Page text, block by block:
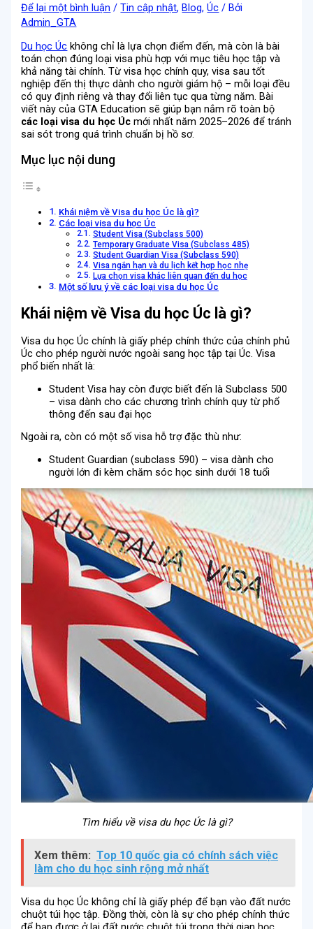
Để lại một bình luận /Tin cập nhật,Blog,Úc / Bởi
Admin_GTA
Du học Úc không chỉ là lựa chọn điểm đến, mà còn là bài
toán chọn đúng loại visa phù hợp với mục tiêu học tập và
khả năng tài chính. Từ visa học chính quy, visa sau tốt
nghiệp đến thị thực dành cho người giám hộ – mỗi loại đều
có quy định riêng và thay đổi liên tục qua từng năm. Bài
viết này của GTA Education sẽ giúp bạn nắm rõ toàn bộ
các loại visa du học Úc mới nhất năm 2025–2026 để tránh
sai sót trong quá trình chuẩn bị hồ sơ.
Mục lục nội dung
Khái niệm về Visa du học Úc là gì?
Các loại visa du học Úc
Student Visa (Subclass 500)
Temporary Graduate Visa (Subclass 485)
Student Guardian Visa (Subclass 590)
Visa ngắn hạn và du lịch kết hợp học nhẹ
Lựa chọn visa khác liên quan đến du học
Một số lưu ý về các loại visa du học Úc
Khái niệm về Visa du học Úc là gì?
Visa du học Úc chính là giấy phép chính thức của chính phủ
Úc cho phép người nước ngoài sang học tập tại Úc. Visa
phổ biến nhất là:
Student Visa hay còn được biết đến là Subclass 500
– visa dành cho các chương trình chính quy từ phổ
thông đến sau đại học
Ngoài ra, còn có một số visa hỗ trợ đặc thù như:
Student Guardian (subclass 590) – visa dành cho
người lớn đi kèm chăm sóc học sinh dưới 18 tuổi
Tìm hiểu về visa du học Úc là gì?
Xem thêm: Top 10 quốc gia có chính sách việc
làm cho du học sinh rộng mở nhất
Visa du học Úc không chỉ là giấy phép để bạn vào đất nước
chuột túi học tập. Đồng thời, còn là sự cho phép chính thức